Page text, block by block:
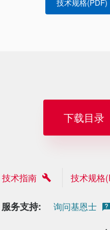
下载目录
技术指南 技术规格
服务支持: 询问基恩士